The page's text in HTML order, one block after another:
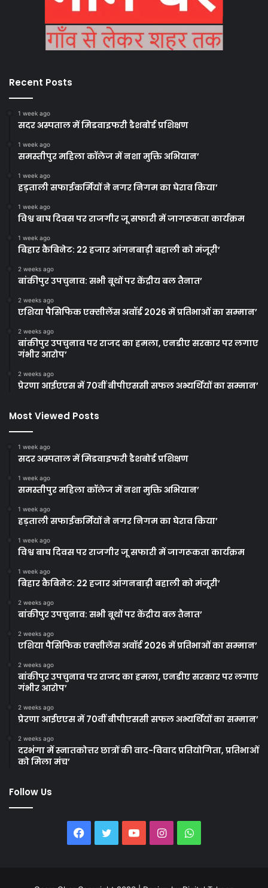
Recent Posts
1 week ago
सदर अस्पताल में मिडवाइफरी डैशबोर्ड प्रशिक्षण
1 week ago
समस्तीपुर महिला कॉलेज में नशा मुक्ति अभियान’
1 week ago
हड़ताली सफाईकर्मियों ने नगर निगम का घेराव किया’
1 week ago
विश्व बाघ दिवस पर राजगीर जू सफारी में जागरूकता कार्यक्रम
1 week ago
बिहार कैबिनेट: 22 हजार आंगनबाड़ी बहाली को मंजूरी’
2 weeks ago
बांकीपुर उपचुनाव: सभी बूथों पर केंद्रीय बल तैनात’
2 weeks ago
एशिया पैसिफिक एक्सीलेंस अवॉर्ड 2026 में प्रतिभाओं का सम्मान’
2 weeks ago
बांकीपुर उपचुनाव पर राजद का हमला, एनडीए सरकार पर लगाए
गंभीर आरोप’
2 weeks ago
प्रेरणा आईएएस में 70वीं बीपीएससी सफल अभ्यर्थियों का सम्मान’
Most Viewed Posts
1 week ago
सदर अस्पताल में मिडवाइफरी डैशबोर्ड प्रशिक्षण
1 week ago
समस्तीपुर महिला कॉलेज में नशा मुक्ति अभियान’
1 week ago
हड़ताली सफाईकर्मियों ने नगर निगम का घेराव किया’
1 week ago
विश्व बाघ दिवस पर राजगीर जू सफारी में जागरूकता कार्यक्रम
1 week ago
बिहार कैबिनेट: 22 हजार आंगनबाड़ी बहाली को मंजूरी’
2 weeks ago
बांकीपुर उपचुनाव: सभी बूथों पर केंद्रीय बल तैनात’
2 weeks ago
एशिया पैसिफिक एक्सीलेंस अवॉर्ड 2026 में प्रतिभाओं का सम्मान’
2 weeks ago
बांकीपुर उपचुनाव पर राजद का हमला, एनडीए सरकार पर लगाए
गंभीर आरोप’
2 weeks ago
प्रेरणा आईएएस में 70वीं बीपीएससी सफल अभ्यर्थियों का सम्मान’
2 weeks ago
दरभंगा में स्नातकोत्तर छात्रों की वाद-विवाद प्रतियोगिता, प्रतिभाओं
को मिला मंच’
Follow Us
Facebook
TwitterYouTubeInstagramWhatsApp